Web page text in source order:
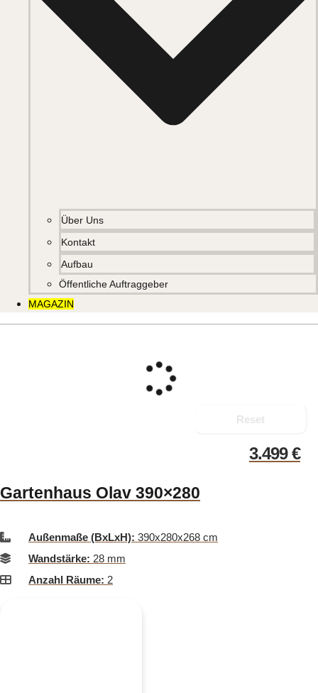
Über Uns
Kontakt
Aufbau
Öffentliche Auftraggeber
MAGAZIN
Reset
3.499€
Gartenhaus Olav 390×280
Außenmaße (BxLxH): 390x280x268 cm
Wandstärke: 28 mm
Anzahl Räume: 2